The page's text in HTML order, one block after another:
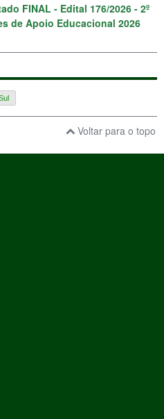
FINAL - Edital 176/2026 - 2º
de Apoio Educacional 2026
Voltar para o topo